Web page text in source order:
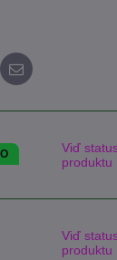
E-
mail
Viď
produktu
Viď
produktu